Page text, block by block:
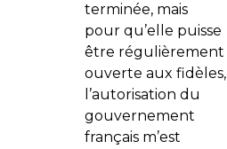
terminée, mais
pour qu’elle puisse
être régulièrement
ouverte aux fidèles,
l’autorisation du
gouvernement
français m’est